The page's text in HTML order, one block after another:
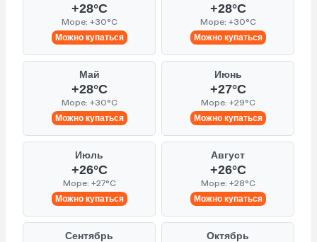
+28°C
Море: +30°C
Можно купаться
+28°C
Море: +30°C
Можно купаться
Май
+28°C
Море: +30°C
Можно купаться
Июнь
+27°C
Море: +29°C
Можно купаться
Июль
+26°C
Море: +27°C
Можно купаться
Август
+26°C
Море: +28°C
Можно купаться
Сентябрь Октябрь